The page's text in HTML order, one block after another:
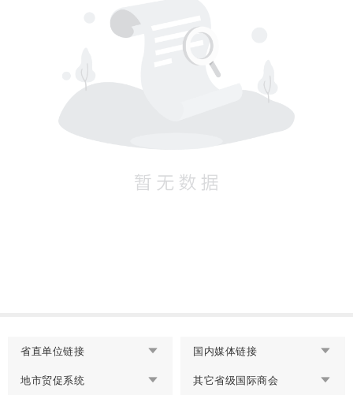
省直单位链接 国内媒体链接
地市贸促系统 其它省级国际商会